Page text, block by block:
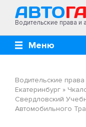
Водительские права и
Меню
Водительские
Екатеринбург »
Свердловский
Автомобильного